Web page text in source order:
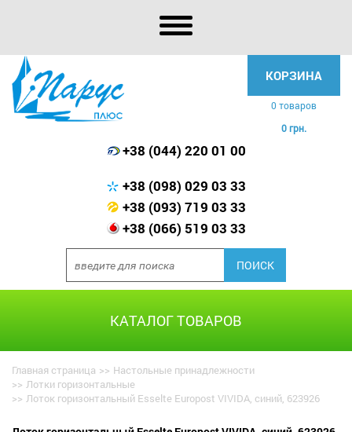
КОРЗИНА
0 товаров
0 грн.
+38 (044) 220 01 00
+38 (098) 029 03 33
+38 (093) 719 03 33
+38 (066) 519 03 33
КАТАЛОГ ТОВАРОВ
Главная страница >> Настольные принадлежности
>> Лотки горизонтальные
>> Лоток горизонтальный Esselte Europost VIVIDA, синий, 623926